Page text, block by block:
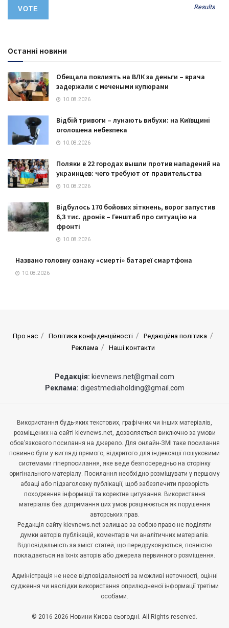
Results
Останні новини
Обещала повлиять на ВЛК за деньги – врача
задержали с ​мечеными купюрами
10.08.2026
Відбій тривоги – лунають вибухи: на Київщині
оголошена небезпека
10.08.2026
Поляки в 22 городах вышли против нападений на
украинцев: чего требуют от правительства
10.08.2026
Відбулось 170 бойових зіткнень, ворог запустив
6,3 тис. дронів – Генштаб про ситуацію на
фронті
10.08.2026
Названо головну ознаку «смерті» батареї смартфона
10.08.2026
Про нас Політика конфіденційності
Редакційна політика
Реклама
Наші контакти
Редакція: kievnews.net@gmail.com
Реклама: digestmediaholding@gmail.com
Використання будь-яких текстових, графічних чи інших матеріалів,
розміщених на сайті kievnews.net, дозволяється виключно за умови
обов’язкового посилання на джерело. Для онлайн-ЗМІ таке посилання
повинно бути у вигляді прямого, відкритого для індексації пошуковими
системами гіперпосилання, яке веде безпосередньо на сторінку
оригінального матеріалу. Посилання необхідно розміщувати у першому
абзаці або підзаголовку публікації, щоб забезпечити прозорість
походження інформації та коректне цитування. Використання
матеріалів без дотримання цих умов розцінюється як порушення
авторських прав.
Редакція сайту kievnews.net залишає за собою право не поділяти
думки авторів публікацій, коментарів чи аналітичних матеріалів.
Відповідальність за зміст статей, що передруковуються, повністю
покладається на їхніх авторів або джерела первинного розміщення.
Адміністрація не несе відповідальності за можливі неточності, оцінні
судження чи наслідки використання оприлюдненої інформації третіми
особами.
© 2016-2026 Новини Києва сьогодні. All Rights reserved.